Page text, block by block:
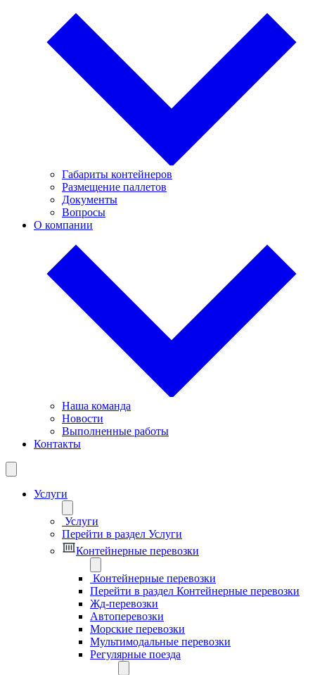
Габариты контейнеров
Размещение паллетов
Документы
Вопросы
О компании
Наша команда
Новости
Выполненные работы
Контакты
Услуги
Услуги
Перейти в раздел Услуги
Контейнерные перевозки
Контейнерные перевозки
Перейти в раздел Контейнерные перевозки
Жд-перевозки
Автоперевозки
Морские перевозки
Мультимодальные перевозки
Регулярные поезда